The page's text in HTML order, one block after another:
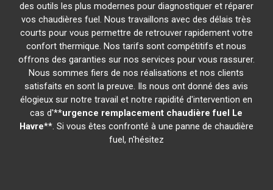
des outils les plus modernes pour diagnostiquer et réparer
vos chaudières fuel. Nous travaillons avec des délais très
courts pour vous permettre de retrouver rapidement votre
confort thermique. Nos tarifs sont compétitifs et nous
offrons des garanties sur nos services pour vous rassurer.
Nous sommes fiers de nos réalisations et nos clients
satisfaits en sont la preuve. Ils nous ont donné des avis
élogieux sur notre travail et notre rapidité d'intervention en
cas d'**urgence remplacement chaudière fuel Le
Havre**. Si vous êtes confronté à une panne de chaudière
fuel, n'hésitez